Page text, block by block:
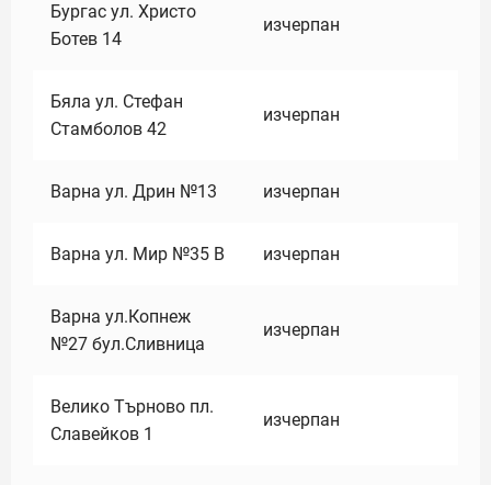
Бургас ул. Христо
Ботев 14
изчерпан
Бяла ул. Стефан
Стамболов 42
изчерпан
Варна ул. Дрин №13 изчерпан
Варна ул. Мир №35 В изчерпан
Варна ул.Копнеж
№27 бул.Сливница
изчерпан
Велико Търново пл.
Славейков 1
изчерпан